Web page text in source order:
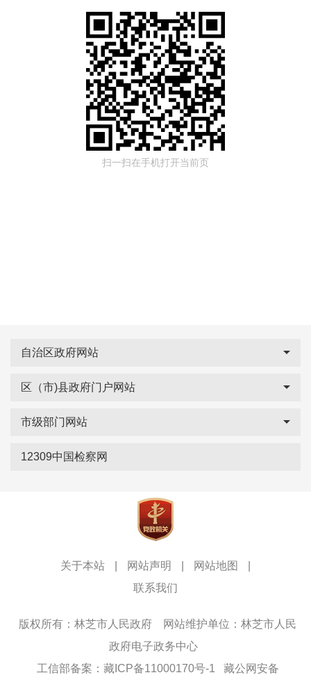
扫一扫在手机打开当前页
自治区政府网站
区（市)县政府门户网站
市级部门网站
12309中国检察网
关于本站 网站声明 网站地图
联系我们
版权所有：林芝市人民政府
网站维护单位：林芝市人民
政府电子政务中心
工信部备案：藏ICP备11000170号-1
藏公网安备